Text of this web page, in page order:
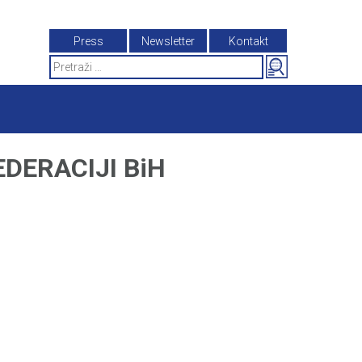
Press Newsletter
Kontakt
Search
for:
BiH